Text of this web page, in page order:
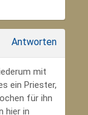
Antworten
mit
ein Priester,
für ihn
hier in